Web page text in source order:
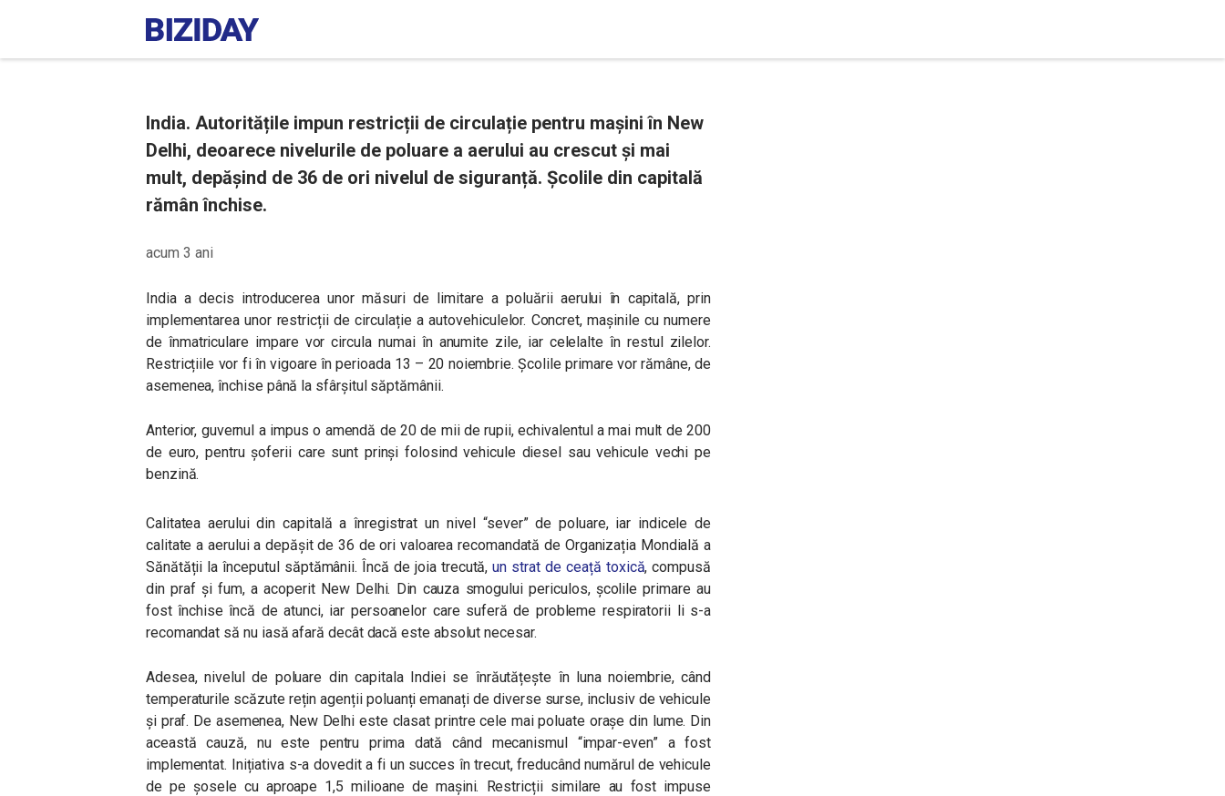
India. Autoritățile impun restricții de circulație pentru mașini în New
Delhi, deoarece nivelurile de poluare a aerului au crescut și mai
mult, depășind de 36 de ori nivelul de siguranță. Școlile din capitală
rămân închise.
acum 3 ani
India a decis introducerea unor măsuri de limitare a poluării aerului în capitală, prin
implementarea unor restricții de circulație a autovehiculelor. Concret, mașinile cu numere
de înmatriculare impare vor circula numai în anumite zile, iar celelalte în restul zilelor.
Restricțiile vor fi în vigoare în perioada 13 – 20 noiembrie. Școlile primare vor rămâne, de
asemenea, închise până la sfârșitul săptămânii.
Anterior, guvernul a impus o amendă de 20 de mii de rupii, echivalentul a mai mult de 200
de euro, pentru șoferii care sunt prinși folosind vehicule diesel sau vehicule vechi pe
benzină.
Calitatea aerului din capitală a înregistrat un nivel “sever” de poluare, iar indicele de
calitate a aerului a depășit de 36 de ori valoarea recomandată de Organizația Mondială a
Sănătății la începutul săptămânii. Încă de joia trecută,un strat de ceață toxică, compusă
din praf și fum, a acoperit New Delhi. Din cauza smogului periculos, școlile primare au
fost închise încă de atunci, iar persoanelor care suferă de probleme respiratorii li s-a
recomandat să nu iasă afară decât dacă este absolut necesar.
Adesea, nivelul de poluare din capitala Indiei se înrăutățește în luna noiembrie, când
temperaturile scăzute rețin agenții poluanți emanați de diverse surse, inclusiv de vehicule
și praf. De asemenea, New Delhi este clasat printre cele mai poluate orașe din lume. Din
această cauză, nu este pentru prima dată când mecanismul “impar-even” a fost
implementat. Inițiativa s-a dovedit a fi un succes în trecut, freducând numărul de vehicule
de pe șosele cu aproape 1,5 milioane de mașini. Restricții similare au fost impuse